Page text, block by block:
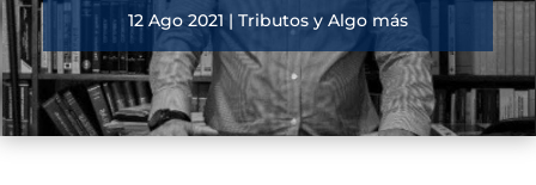
12 Ago 2021 | Tributos y Algo más